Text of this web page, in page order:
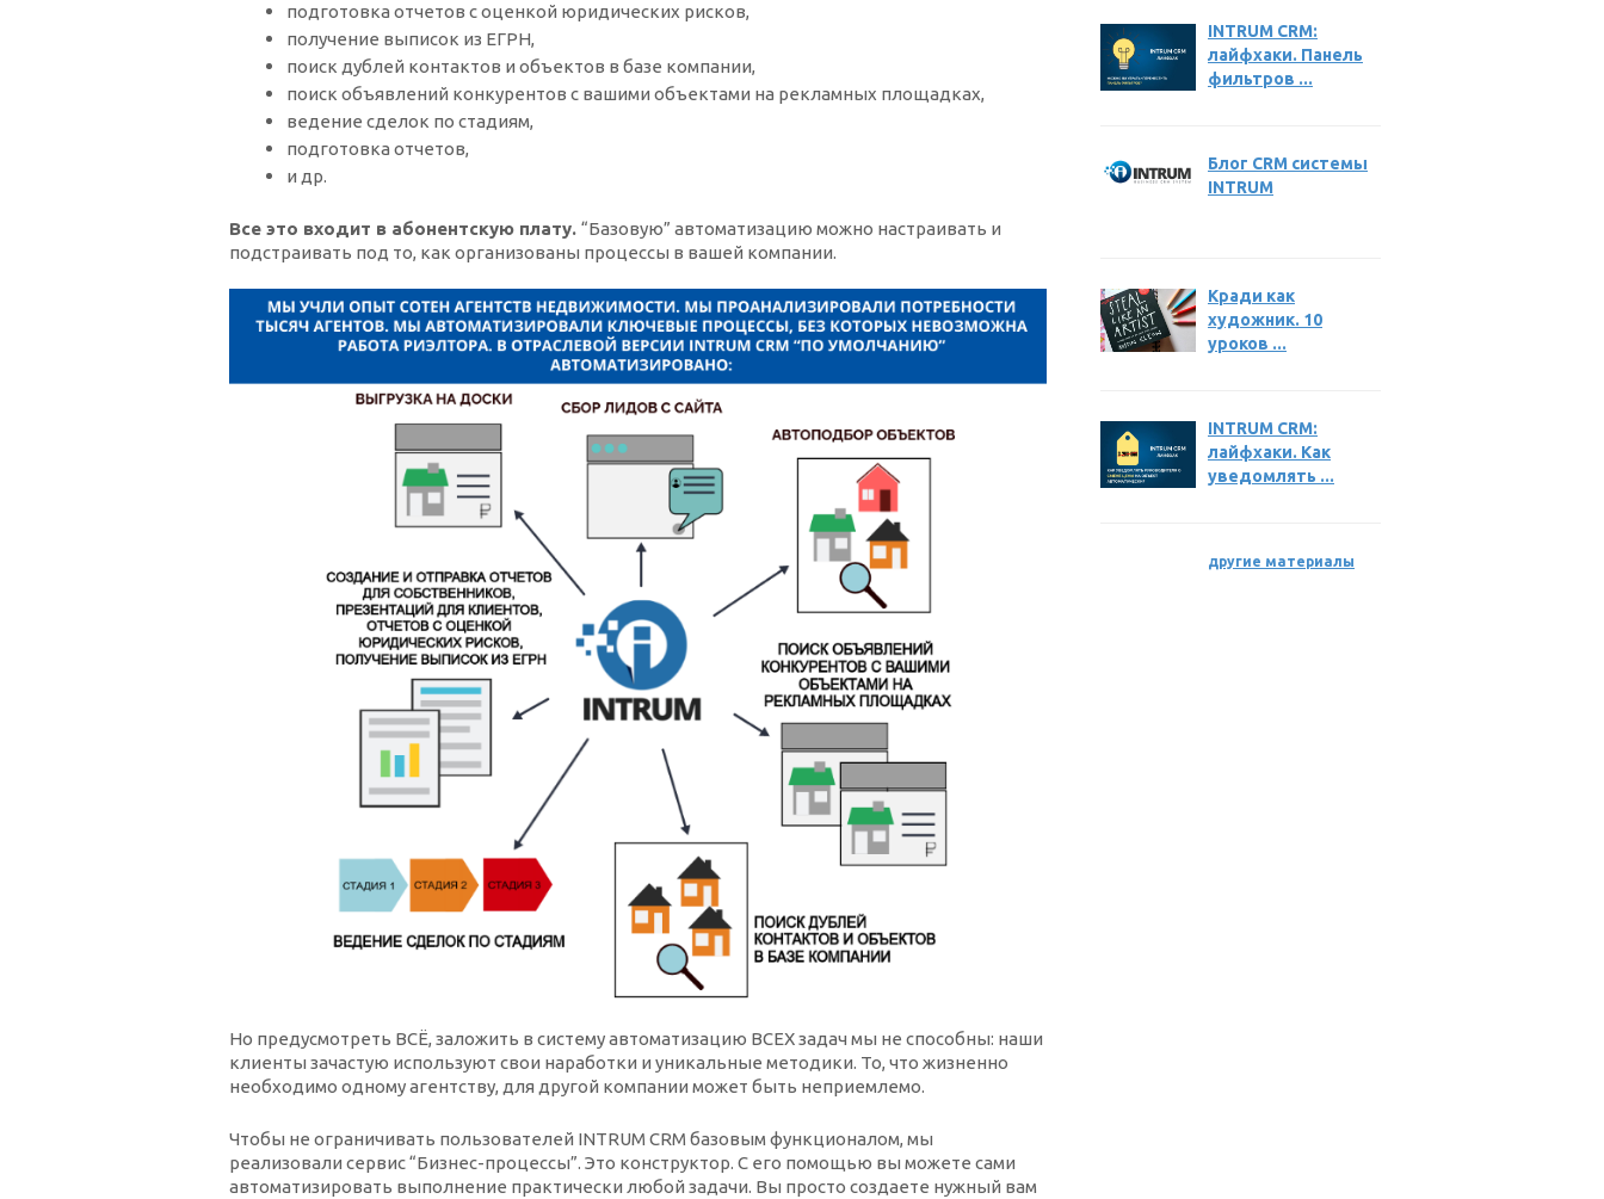
подготовка отчетов с оценкой юридических рисков,
получение выписок из ЕГРН,
поиск дублей контактов и объектов в базе компании,
поиск объявлений конкурентов с вашими объектами на рекламных площадках,
ведение сделок по стадиям,
подготовка отчетов,
и др.
Все это входит в абонентскую плату. “Базовую” автоматизацию можно настраивать и
подстраивать под то, как организованы процессы в вашей компании.
Но предусмотреть ВСЁ, заложить в систему автоматизацию ВСЕХ задач мы не способны: наши
клиенты зачастую используют свои наработки и уникальные методики. То, что жизненно
необходимо одному агентству, для другой компании может быть неприемлемо.
Чтобы не ограничивать пользователей INTRUM CRM базовым функционалом, мы
реализовали сервис “Бизнес-процессы”. Это конструктор. С его помощью вы можете сами
автоматизировать выполнение практически любой задачи. Вы просто создаете нужный вам
INTRUM CRM:
лайфхаки. Панель
фильтров ...
Блог CRM системы
INTRUM
Кради как
художник. 10
уроков ...
INTRUM CRM:
лайфхаки. Как
уведомлять ...
другие материалы